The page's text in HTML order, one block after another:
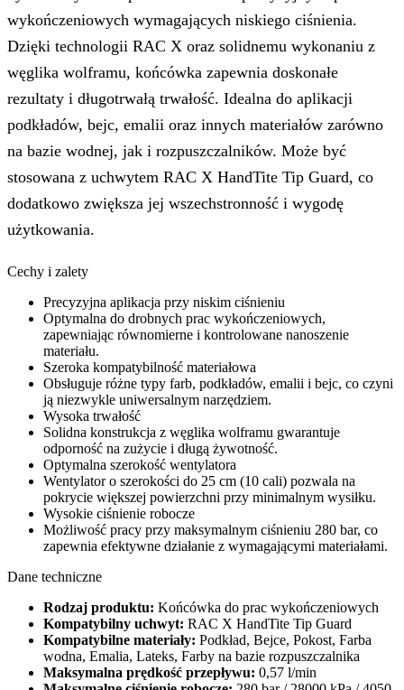
Cechy i zalety
Precyzyjna aplikacja przy niskim ciśnieniu
Optymalna do drobnych prac wykończeniowych,
zapewniając równomierne i kontrolowane nanoszenie
materiału.
Szeroka kompatybilność materiałowa
Obsługuje różne typy farb, podkładów, emalii i bejc, co czyni
ją niezwykle uniwersalnym narzędziem.
Wysoka trwałość
Solidna konstrukcja z węglika wolframu gwarantuje
odporność na zużycie i długą żywotność.
Optymalna szerokość wentylatora
Wentylator o szerokości do 25 cm (10 cali) pozwala na
pokrycie większej powierzchni przy minimalnym wysiłku.
Możliwość pracy przy maksymalnym ciśnieniu 280 bar, co
Dane techniczne
Rodzaj produktu:
Kompatybilny uchwyt:RAC X HandTite Tip Guard
Kompatybilne materiały: Podkład, Bejce, Pokost, Farba
wodna, Emalia, Lateks, Farby na bazie rozpuszczalnika
Maksymalna prędkość przepływu:
Maksymalne ciśnienie robocze:280 bar / 28000 kPa / 4050
psi
Materiał:Węglik wolframu